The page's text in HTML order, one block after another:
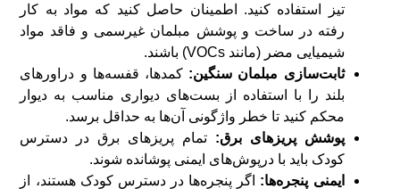
تیز استفاده کنید. اطمینان حاصل کنید که مواد به کار
رفته در ساخت و پوشش مبلمان غیرسمی و فاقد مواد
شیمیایی مضر (مانند VOCs) باشند.
ثابت‌سازی مبلمان سنگین: کمدها، قفسه‌ها و دراورهای
بلند را با استفاده از بست‌های دیواری مناسب به دیوار
محکم کنید تا خطر واژگونی آن‌ها به حداقل برسد.
پوشش پریزهای برق: تمام پریزهای برق در دسترس
کودک باید با درپوش‌های ایمنی پوشانده شوند.
ایمنی پنجره‌ها: اگر پنجره‌ها در دسترس کودک هستند، از